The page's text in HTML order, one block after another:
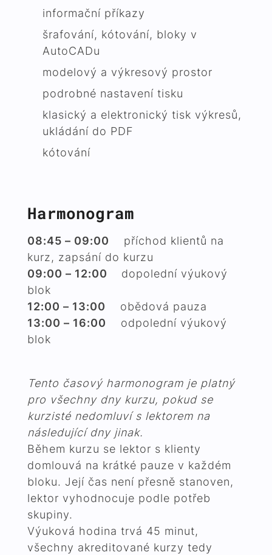
informační příkazy
šrafování, kótování, bloky v
AutoCADu
modelový a výkresový prostor
podrobné nastavení tisku
klasický a elektronický tisk výkresů,
ukládání do PDF
kótování
Harmonogram
08:45 – 09:00 příchod klientů na
kurz, zapsání do kurzu
09:00 – 12:00
dopolední výukový
blok
12:00 – 13:00 obědová pauza
13:00 – 16:00 odpolední výukový
blok
Tento časový harmonogram je platný
pro všechny dny kurzu, pokud se
kurzisté nedomluví s lektorem na
následující dny jinak.
Během kurzu se lektor s klienty
domlouvá na krátké pauze v každém
bloku. Její čas není přesně stanoven,
lektor vyhodnocuje podle potřeb
skupiny.
Výuková hodina trvá 45 minut,
všechny akreditované kurzy tedy